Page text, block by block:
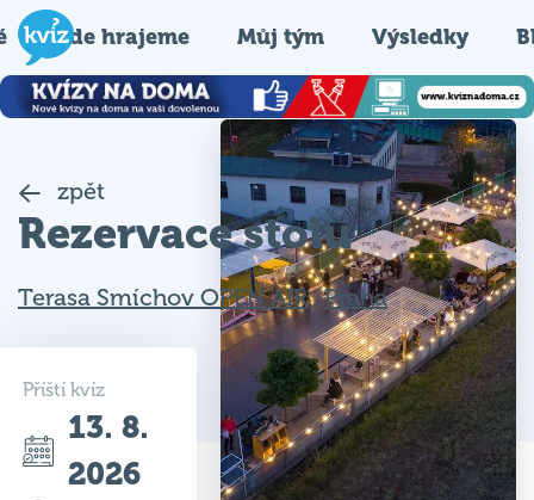
Kde hrajeme Můj tým Výsledky
zpět
Rezervace stolu
Terasa Smíchov OPEN AIR,Praha
Příští kvíz
13. 8.
2026